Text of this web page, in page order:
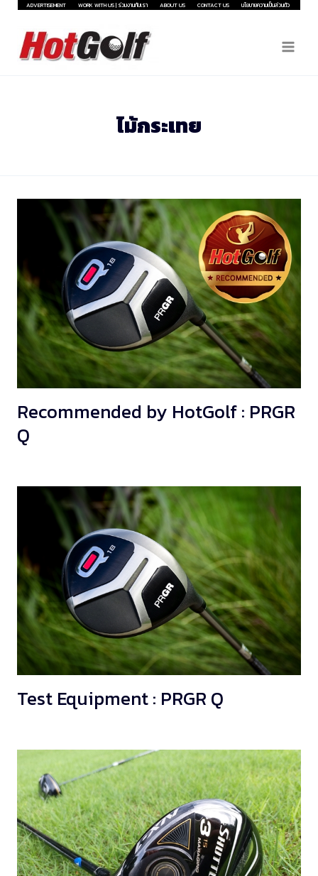
Skip
content
ADVERTISEMENT WORK WITH US | ร่วมงานกับเรา ABOUT US CONTACT US นโยบายความเป็นส่วนตัว
ไม้กระเทย
Recommended by HotGolf : PRGR
Q
Test Equipment : PRGR Q